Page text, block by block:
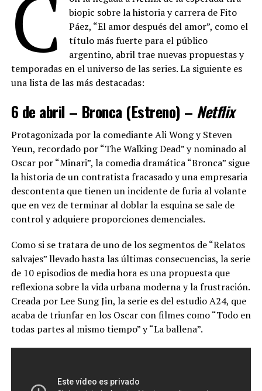
C
biopic sobre la historia y carrera de Fito
Páez, “El amor después del amor”, como el
título más fuerte para el público
argentino, abril trae nuevas propuestas y
temporadas en el universo de las series. La siguiente es
una lista de las más destacadas:
6 de abril – Bronca (Estreno) – Netflix
Protagonizada por la comediante Ali Wong y Steven
Yeun, recordado por “The Walking Dead” y nominado al
Oscar por “Minari”, la comedia dramática “Bronca” sigue
la historia de un contratista fracasado y una empresaria
descontenta que tienen un incidente de furia al volante
que en vez de terminar al doblar la esquina se sale de
control y adquiere proporciones demenciales.
Como si se tratara de uno de los segmentos de “Relatos
salvajes” llevado hasta las últimas consecuencias, la serie
de 10 episodios de media hora es una propuesta que
reflexiona sobre la vida urbana moderna y la frustración.
Creada por Lee Sung Jin, la serie es del estudio A24, que
acaba de triunfar en los Oscar con filmes como “Todo en
todas partes al mismo tiempo” y “La ballena”.